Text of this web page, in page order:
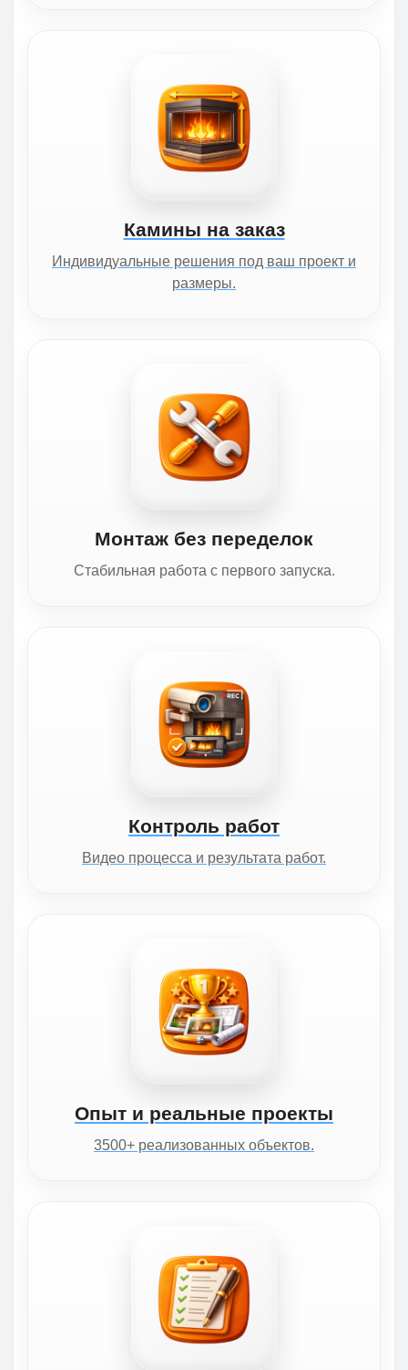
Камины на заказ
Индивидуальные решения под ваш проект и
размеры.
Монтаж без переделок
Стабильная работа с первого запуска.
Контроль работ
Видео процесса и результата работ.
Опыт и реальные проекты
3500+ реализованных объектов.